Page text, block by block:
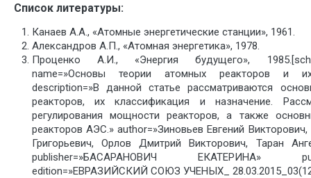
Список литературы:
Канаев А.А., «Атомные энергетические станции», 1961.
Александров А.П., «Атомная энергетика», 1978.
Проценко А.И., «Энергия будущего»,
name=»Основы теории атомных реакторов и их
description=»В данной статье рассматриваются
реакторов, их классификация и назначение.
регулирования мощности реакторов, а также
реакторов АЭС.» author=»Зиновьев Евгений
Григорьевич, Орлов Дмитрий Викторович, Таран
publisher=»БАСАРАНОВИЧ ЕКАТЕРИНА»
edition=»ЕВРАЗИЙСКИЙ СОЮЗ УЧЕНЫХ_